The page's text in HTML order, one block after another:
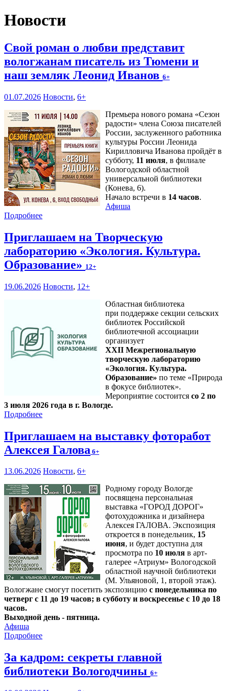
Новости
Свой роман о любви представит
вологжанам писатель из Тюмени и
наш земляк Леонид Иванов 6+
01.07.2026 Новости, 6+
Премьера нового романа «Сезон
радости» члена Союза писателей
России, заслуженного работника
культуры России Леонида
Кирилловича Иванова пройдёт в
субботу, 11 июля, в филиале
Вологодской областной
универсальной библиотеки
(Конева, 6).
Начало встречи в 14 часов.
Афиша
Подробнее
Приглашаем на Творческую
лабораторию «Экология. Культура.
Образование» 12+
19.06.2026 Новости, 12+
Областная библиотека
при поддержке секции сельских
библиотек Российской
библиотечной ассоциации
организует
XXII Межрегиональную
творческую лабораторию
«Экология. Культура.
Образование» по теме «Природа
в фокусе библиотек».
Мероприятие состоится со 2 по
3 июля 2026 года в г. Вологде.
Подробнее
Приглашаем на выставку фоторабот
Алексея Галова 6+
13.06.2026 Новости, 6+
Родному городу Вологде
посвящена персональная
выставка «ГОРОД ДОРОГ»
фотохудожника и дизайнера
Алексея ГАЛОВА. Экспозиция
откроется в понедельник, 15
июня, и будет доступна для
просмотра по 10 июля в арт-
галерее «Атриум» Вологодской
областной научной библиотеки
(М. Ульяновой, 1, второй этаж).
Вологжане смогут посетить экспозицию с понедельника по
четверг с 11 до 19 часов; в субботу и воскресенье с 10 до 18
часов.
Выходной день - пятница.
Афиша
Подробнее
За кадром: секреты главной
библиотеки Вологодчины 6+